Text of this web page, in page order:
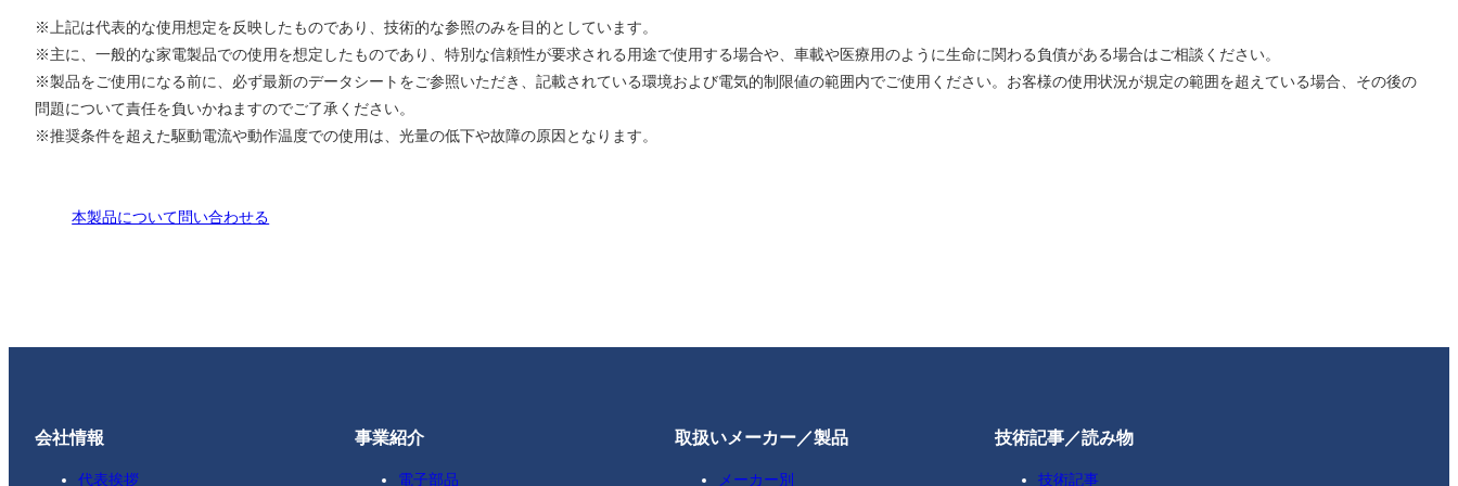
※上記は代表的な使用想定を反映したものであり、技術的な参照のみを目的としています。
※主に、一般的な家電製品での使用を想定したものであり、特別な信頼性が要求される用途で使用する場合や、車載や医療用のように生命に関わる負債がある場合はご相談ください。
※製品をご使用になる前に、必ず最新のデータシートをご参照いただき、記載されている環境および電気的制限値の範囲内でご使用ください。お客様の使用状況が規定の範囲を超えている場合、その後の
問題について責任を負いかねますのでご了承ください。
※推奨条件を超えた駆動電流や動作温度での使用は、光量の低下や故障の原因となります。
本製品について問い合わせる
会社情報
代表挨拶
事業紹介
電子部品
取扱いメーカー／製品
メーカー別
技術記事／読み物
技術記事